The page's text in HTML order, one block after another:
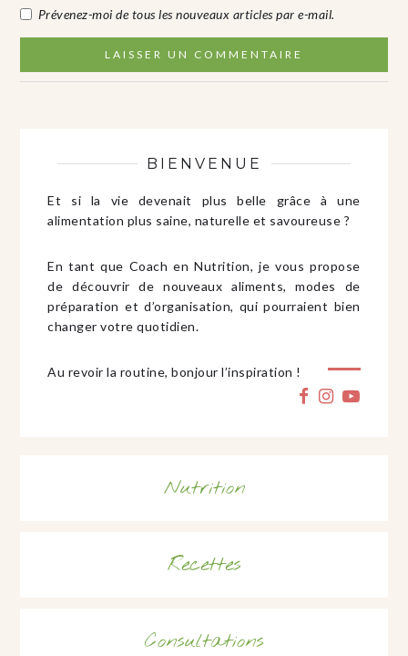
Prévenez-moi de tous les nouveaux articles par e-mail.
BIENVENUE
Et si la vie devenait plus belle grâce à une
alimentation plus saine, naturelle et savoureuse ?
En tant que Coach en Nutrition, je vous propose
de découvrir de nouveaux aliments, modes de
préparation et d’organisation, qui pourraient bien
changer votre quotidien.
Au revoir la routine, bonjour l’inspiration !
Nutrition
Recettes
Consultations